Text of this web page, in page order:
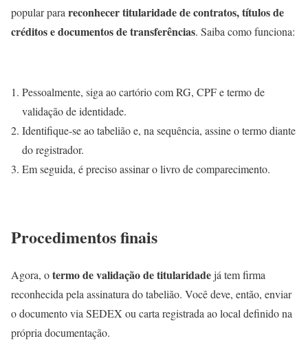
popular parareconhecer titularidade de contratos, títulos de
créditos e documentos de transferências. Saiba como funciona:
Pessoalmente, siga ao cartório com RG, CPF e termo de
validação de identidade.
Identifique-se ao tabelião e, na sequência, assine o termo diante
do registrador.
Em seguida, é preciso assinar o livro de comparecimento.
Procedimentos finais
Agora, otermo de validação de titularidadejá tem firma
reconhecida pela assinatura do tabelião. Você deve, então, enviar
o documento via SEDEX ou carta registrada ao local definido na
própria documentação.